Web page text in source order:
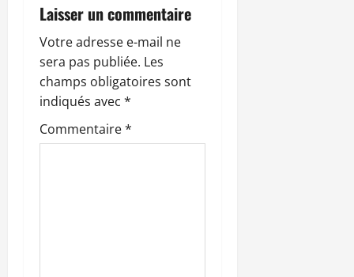
o
n
d
’
Laisser un commentaire
Votre adresse e-mail ne
sera pas publiée. Les
champs obligatoires sont
indiqués avec *
Commentaire*